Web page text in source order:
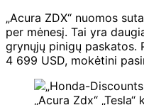
„Acura ZDX“ nuomos
per mėnesį. Tai yra
grynųjų pinigų paskatos.
4 699 USD, mokėtini
„Acura Zdx“